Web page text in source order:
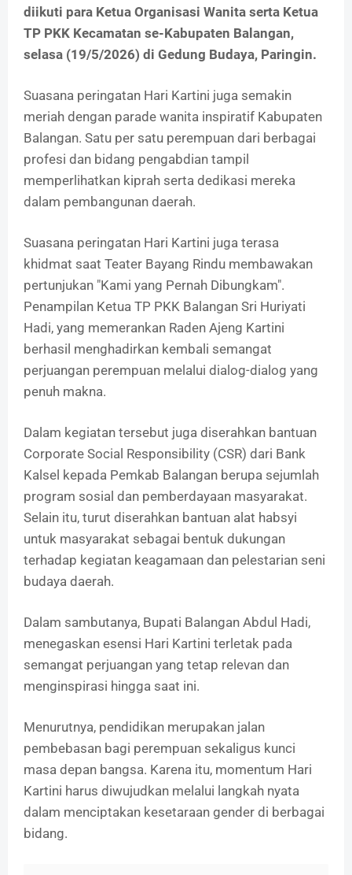
diikuti para Ketua Organisasi Wanita serta Ketua
TP PKK Kecamatan se-Kabupaten Balangan,
selasa (19/5/2026) di Gedung Budaya, Paringin.
Suasana peringatan Hari Kartini juga semakin
meriah dengan parade wanita inspiratif Kabupaten
Balangan. Satu per satu perempuan dari berbagai
profesi dan bidang pengabdian tampil
memperlihatkan kiprah serta dedikasi mereka
dalam pembangunan daerah.
Suasana peringatan Hari Kartini juga terasa
khidmat saat Teater Bayang Rindu membawakan
pertunjukan "Kami yang Pernah Dibungkam".
Penampilan Ketua TP PKK Balangan Sri Huriyati
Hadi, yang memerankan Raden Ajeng Kartini
berhasil menghadirkan kembali semangat
perjuangan perempuan melalui dialog-dialog yang
penuh makna.
Dalam kegiatan tersebut juga diserahkan bantuan
Corporate Social Responsibility (CSR) dari Bank
Kalsel kepada Pemkab Balangan berupa sejumlah
program sosial dan pemberdayaan masyarakat.
Selain itu, turut diserahkan bantuan alat habsyi
untuk masyarakat sebagai bentuk dukungan
terhadap kegiatan keagamaan dan pelestarian seni
budaya daerah.
Dalam sambutanya, Bupati Balangan Abdul Hadi,
menegaskan esensi Hari Kartini terletak pada
semangat perjuangan yang tetap relevan dan
menginspirasi hingga saat ini.
Menurutnya, pendidikan merupakan jalan
pembebasan bagi perempuan sekaligus kunci
masa depan bangsa. Karena itu, momentum Hari
Kartini harus diwujudkan melalui langkah nyata
dalam menciptakan kesetaraan gender di berbagai
bidang.